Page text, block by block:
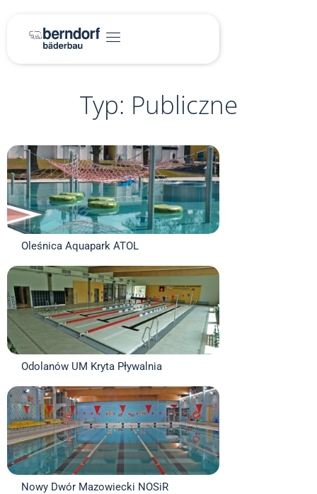
Typ: Publiczne
Oleśnica Aquapark ATOL
Odolanów UM Kryta Pływalnia
Nowy Dwór Mazowiecki NOSiR